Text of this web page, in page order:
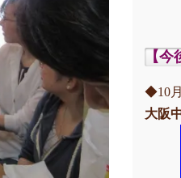
【
◆10
大阪